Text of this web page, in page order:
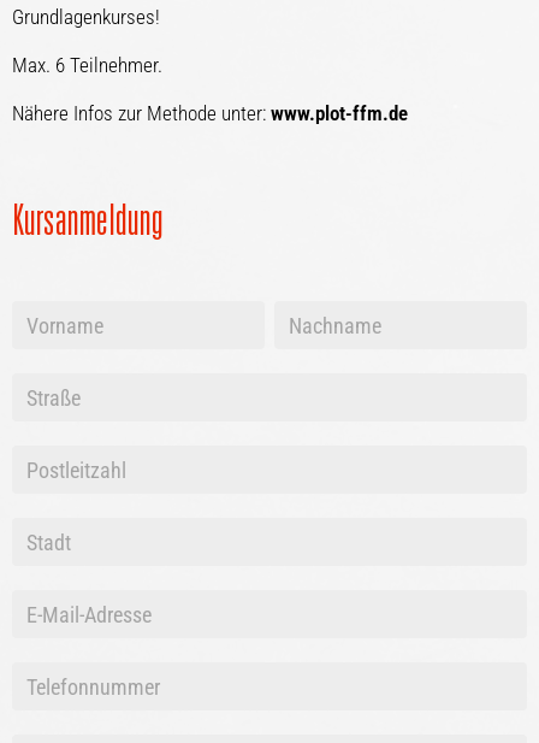
Grundlagenkurses!
Max. 6 Teilnehmer.
Nähere Infos zur Methode unter: www.plot-ffm.de
Kursanmeldung
Vorname
Vorname